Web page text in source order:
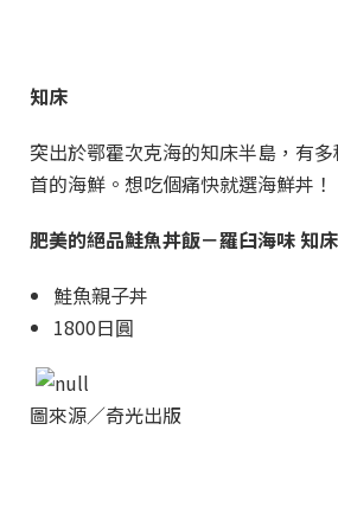
知床
突出於鄂霍次克海的知床半島，有
首的海鮮。想吃個痛快就選海鮮丼！
肥美的絕品鮭魚丼飯－羅臼海味 知
鮭魚親子丼
1800日圓
圖來源／奇光出版